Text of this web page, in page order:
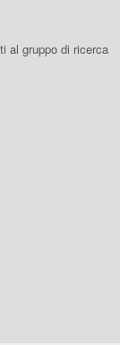
al gruppo di ricerca